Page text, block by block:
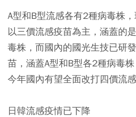
A型和B型流感各有2種病毒株
以三價流感疫苗為主，涵蓋的
毒株，而國內的國光生技已研
苗，涵蓋A型和B型各2種病毒
今年國內有望全面改打四價流感
日韓流感疫情已下降